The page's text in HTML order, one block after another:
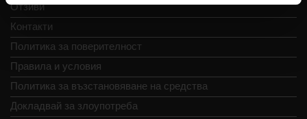
Отзиви
Контакти
Политика за поверителност
Правила и условия
Политика за възстановяване на средства
Докладвай за злоупотреба